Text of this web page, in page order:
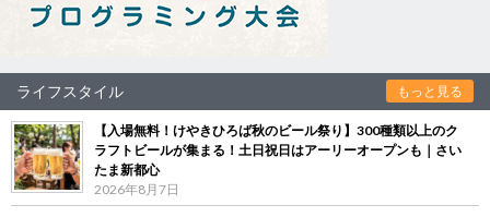
ライフスタイル もっと見る
【入場無料！けやきひろば秋のビール祭り】300種類以上のク
ラフトビールが集まる！土日祝日はアーリーオープンも｜さい
たま新都心
2026年8月7日